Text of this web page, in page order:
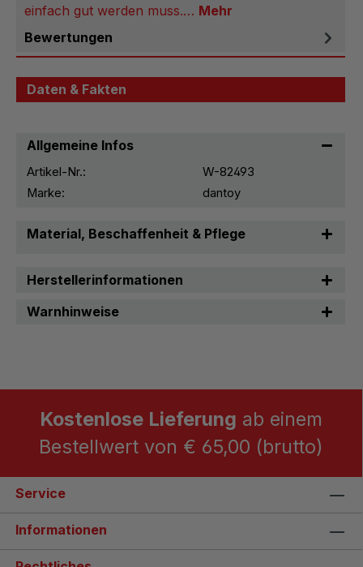
einfach gut werden muss.… Mehr
Bewertungen
Daten & Fakten
Allgemeine Infos
Artikel-Nr.:
W-82493
Marke:
dantoy
Material, Beschaffenheit & Pflege
Herstellerinformationen
Warnhinweise
Kostenlose Lieferung ab einem
Bestellwert von € 65,00 (brutto)
Service
Informationen